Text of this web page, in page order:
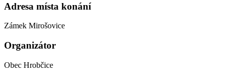
Adresa místa konání
Zámek Mirošovice
Organizátor
Obec Hrobčice